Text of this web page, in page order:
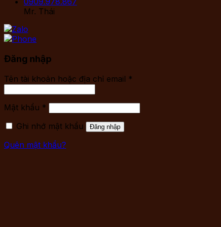
Mr. Thái
Đăng nhập
Tên tài khoản hoặc địa chỉ email *
Mật khẩu *
Ghi nhớ mật khẩu
Đăng nhập
Quên mật khẩu?